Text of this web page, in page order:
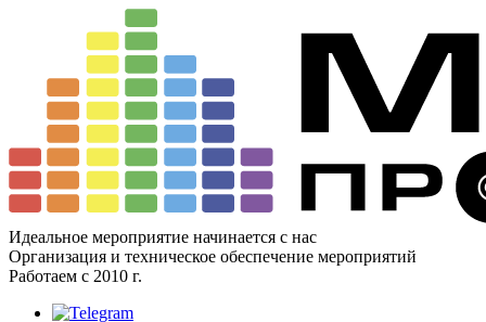
Идеальное мероприятие начинается с нас
Организация и техническое обеспечение мероприятий
Работаем с 2010 г.